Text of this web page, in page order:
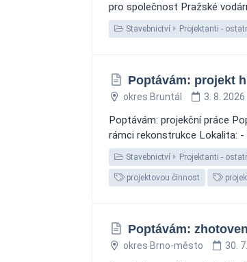
pro společnost Pražské
Stavebnictví Projektanti -
Poptávám: projekt
okres Bruntál 3. 8. 2026
Poptávám: projekční práce
rámci rekonstrukce Lokalita:
Stavebnictví Projektanti -
projektovou činnost
Poptávám:
okres Brno-město 30.